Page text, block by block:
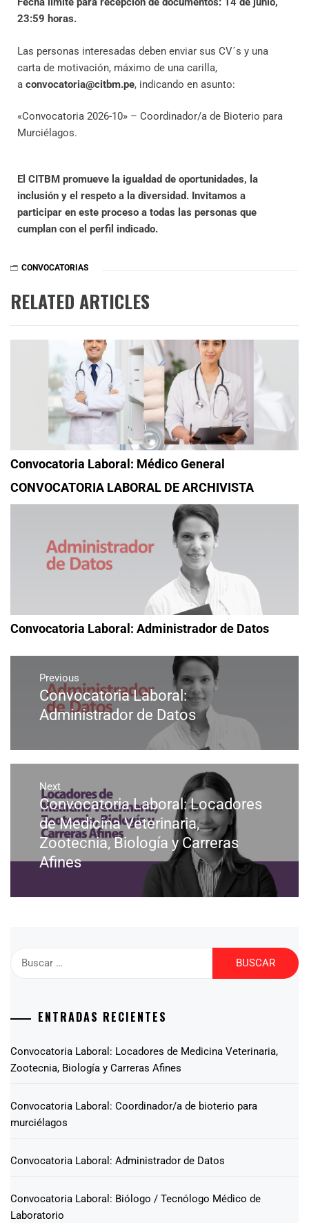
23:59 horas.
Las personas interesadas deben enviar sus CV´s y una
carta de motivación, máximo de una carilla,
a convocatoria@citbm.pe, indicando en asunto:
«Convocatoria 2026-10» – Coordinador/a de Bioterio para
Murciélagos.
El CITBM promueve la igualdad de oportunidades, la
inclusión y el respeto a la diversidad. Invitamos a
participar en este proceso a todas las personas que
cumplan con el perfil indicado.
CONVOCATORIAS
RELATED ARTICLES
Convocatoria Laboral: Médico General
CONVOCATORIA LABORAL DE ARCHIVISTA
Convocatoria Laboral: Administrador de Datos
Previous
Convocatoria Laboral:
Administrador de Datos
Next
Convocatoria Laboral: Locadores
de Medicina Veterinaria,
Zootecnia, Biología y Carreras
Afines
ENTRADAS RECIENTES
Convocatoria Laboral: Locadores de Medicina Veterinaria,
Zootecnia, Biología y Carreras Afines
Convocatoria Laboral: Coordinador/a de bioterio para
murciélagos
Convocatoria Laboral: Administrador de Datos
Convocatoria Laboral: Biólogo / Tecnólogo Médico de
Laboratorio